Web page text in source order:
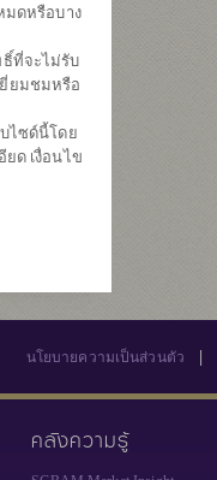
ธิ
มดหรือบาง
ที่จะไม่รับ
ยมชมหรือ
ไซด์นี้โดย
ด เงื่อนไข
นโยบายความเป็นส่วนตัว |
คลังความรู้